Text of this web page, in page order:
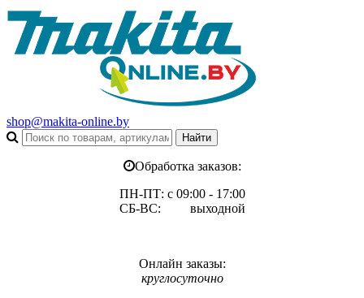
shop@makita-online.by
Обработка заказов:
ПН-ПТ: с 09:00 - 17:00
СБ-ВС: выходной
Онлайн заказы:
круглосуточно